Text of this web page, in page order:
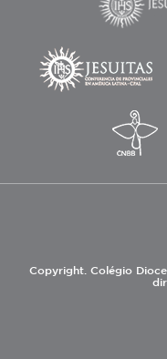
Copyright. Colégio